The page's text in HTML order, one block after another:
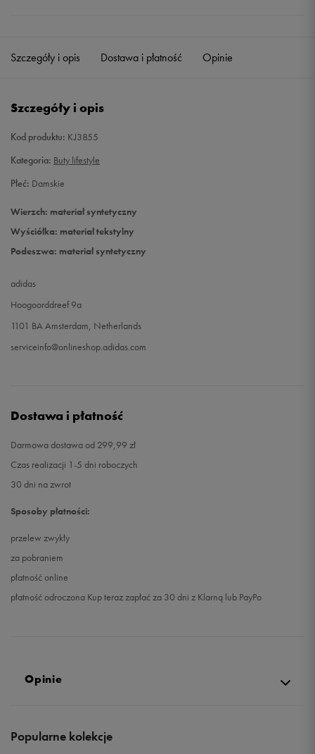
42 26,5 cm
43 1/3
44 28 cm
Szczegóły i opis Dostawa i płatność Opinie
Szczegóły i opis
Kod produktu: KJ3855
Kategoria: Buty lifestyle
Płeć: Damskie
Wierzch: materiał syntetyczny
Wyściółka: materiał tekstylny
Podeszwa: materiał syntetyczny
adidas
Hoogoorddreef 9a
1101 BA Amsterdam, Netherlands
serviceinfo@onlineshop.adidas.com
Dostawa i płatność
Darmowa dostawa od 299,99 zł
Czas realizacji 1-5 dni roboczych
30 dni na zwrot
Sposoby płatności:
przelew zwykły
za pobraniem
płatność online
płatność odroczona Kup teraz zapłać za 30 dni z Klarną lub PayPo
Opinie
Popularne kolekcje